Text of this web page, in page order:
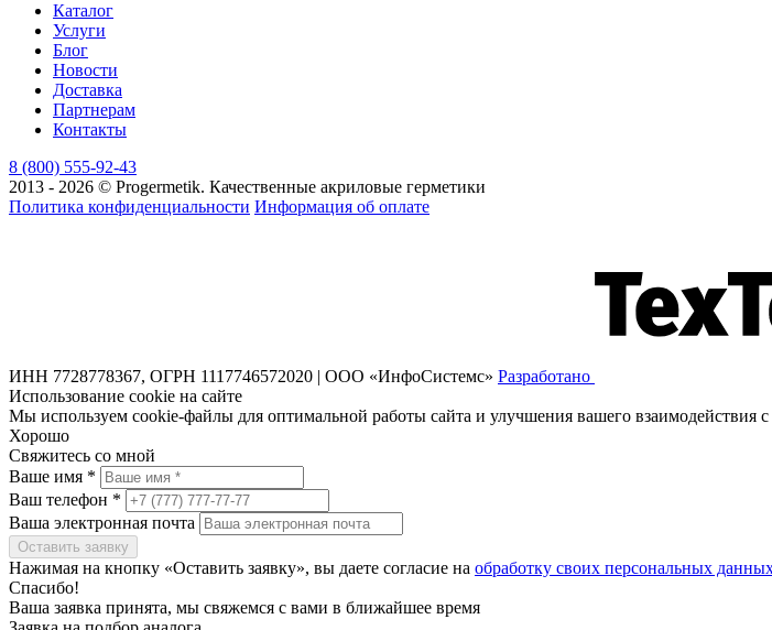
Каталог
Услуги
Блог
Новости
Доставка
Партнерам
Контакты
8 (800) 555-92-43
2013 - 2026 © Progermetik. Качественные акриловые герметики
Политика конфиденциальности Информация об оплате
ИНН 7728778367, ОГРН 1117746572020 | ООО «ИнфоСистемс» Разработано
Использование cookie на сайте
Мы используем cookie-файлы для оптимальной работы сайта и улучшения вашего взаимодействия
Хорошо
Свяжитесь со мной
Ваше имя *
Ваш телефон *
Ваша электронная почта
Оставить заявку
Нажимая на кнопку «Оставить заявку», вы даете согласие на обработку своих персональных
Спасибо!
Ваша заявка принята, мы свяжемся с вами в ближайшее время